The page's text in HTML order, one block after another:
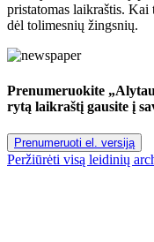
pristatomas laikraštis.
dėl tolimesnių žingsnių.
Prenumeruokite
rytą laikraštį gausite į
Prenumeruoti el. versiją
Peržiūrėti visą leidinių